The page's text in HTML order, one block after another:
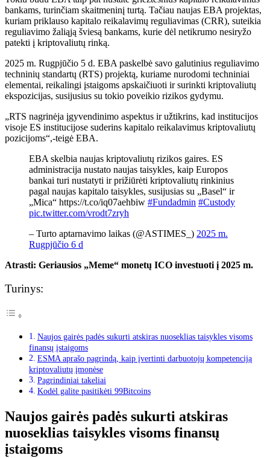
bankams, turinčiam skaitmeninį turtą. Tačiau naujas EBA projektas,
kuriam priklauso kapitalo reikalavimų reguliavimas (CRR), suteikia
reguliavimo žaliąją šviesą bankams, kurie dėl netikrumo nesiryžo
patekti į kriptovaliutų rinką.
2025 m. Rugpjūčio 5 d. EBA paskelbė savo galutinius reguliavimo
techninių standartų (RTS) projektą, kuriame nurodomi techniniai
elementai, reikalingi įstaigoms apskaičiuoti ir surinkti kriptovaliutų
ekspozicijas, susijusius su tokio poveikio rizikos gydymu.
„RTS nagrinėja įgyvendinimo aspektus ir užtikrins, kad institucijos
visoje ES institucijose suderins kapitalo reikalavimus kriptovaliutų
pozicijoms“,-teigė EBA.
EBA skelbia naujas kriptovaliutų rizikos gaires. ES
administracija nustato naujas taisykles, kaip Europos
bankai turi nustatyti ir prižiūrėti kriptovaliutų rinkinius
pagal naujas kapitalo taisykles, susijusias su „Basel“ ir
„Mica“ https://t.co/iq07aehbiw #Fundadmin #Custody
pic.twitter.com/vrodt7zryh
– Turto aptarnavimo laikas (@ASTIMES_) 2025 m.
Rugpjūčio 6 d
Atrasti: Geriausios „Meme“ monetų ICO investuoti į 2025 m.
Turinys:
Naujos gairės padės sukurti atskiras nuoseklias taisykles visoms
finansų įstaigoms
ESMA aprašo pagrindą, kaip įvertinti darbuotojų kompetenciją
kriptovaliutų įmonėse
Pagrindiniai takeliai
Kodėl galite pasitikėti 99Bitcoins
Naujos gairės padės sukurti atskiras
nuoseklias taisykles visoms finansų
įstaigoms